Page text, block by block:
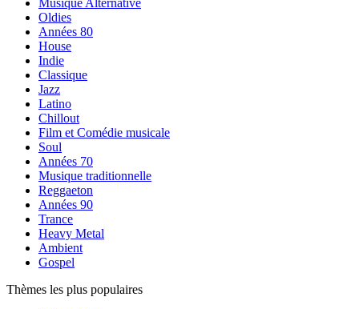
Musique Alternative
Oldies
Années 80
House
Indie
Classique
Jazz
Latino
Chillout
Film et Comédie musicale
Soul
Années 70
Musique traditionnelle
Reggaeton
Années 90
Trance
Heavy Metal
Ambient
Gospel
Thèmes les plus populaires